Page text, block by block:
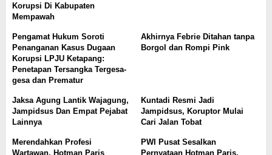
Korupsi Di Kabupaten
Mempawah
Pengamat Hukum Soroti
Penanganan Kasus Dugaan
Korupsi LPJU Ketapang:
Penetapan Tersangka Tergesa-
gesa dan Prematur
Akhirnya Febrie Ditahan tanpa
Borgol dan Rompi Pink
Jaksa Agung Lantik Wajagung,
Jampidsus Dan Empat Pejabat
Lainnya
Kuntadi Resmi Jadi
Jampidsus, Koruptor Mulai
Cari Jalan Tobat
Merendahkan Profesi
Wartawan, Hotman Paris
PWI Pusat Sesalkan
Pernyataan Hotman Paris,